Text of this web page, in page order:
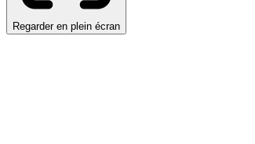
Regarder en plein écran